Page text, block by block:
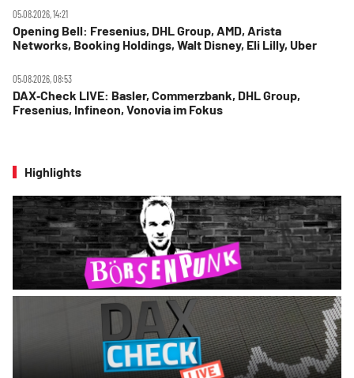
05.08.2026, 14:21
Opening Bell: Fresenius, DHL Group, AMD, Arista
Networks, Booking Holdings, Walt Disney, Eli Lilly, Uber
05.08.2026, 08:53
DAX‑Check LIVE: Basler, Commerzbank, DHL Group,
Fresenius, Infineon, Vonovia im Fokus
Highlights